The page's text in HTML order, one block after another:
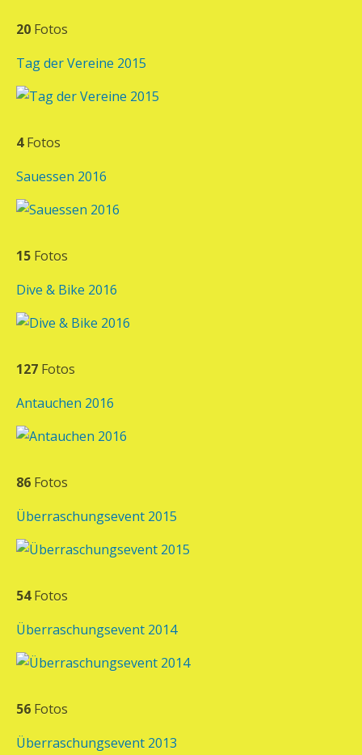
20 Fotos
Tag der Vereine 2015
4Fotos
Sauessen 2016
15 Fotos
Dive & Bike 2016
127 Fotos
Antauchen 2016
86 Fotos
Überraschungsevent 2015
54Fotos
Überraschungsevent 2014
56 Fotos
Überraschungsevent 2013